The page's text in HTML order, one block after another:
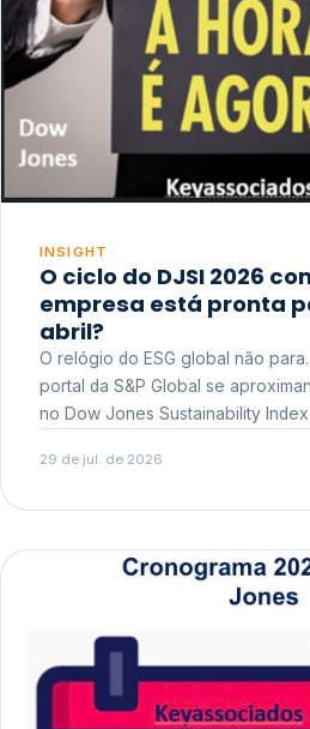
INSIGHT
O ciclo do DJSI 2026
empresa está pronta
abril?
O relógio do ESG global não para. ⏳ Com a
portal da S&P Global se
no Dow Jones Sustainability
29 de jul. de 2026